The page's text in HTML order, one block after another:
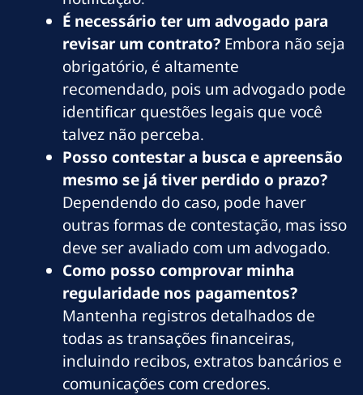
É necessário ter um advogado para
revisar um contrato? Embora não seja
obrigatório, é altamente
recomendado, pois um advogado pode
identificar questões legais que você
talvez não perceba.
Posso contestar a busca e apreensão
mesmo se já tiver perdido o prazo?
Dependendo do caso, pode haver
outras formas de contestação, mas isso
deve ser avaliado com um advogado.
Como posso comprovar minha
regularidade nos pagamentos?
Mantenha registros detalhados de
todas as transações financeiras,
incluindo recibos, extratos bancários e
comunicações com credores.